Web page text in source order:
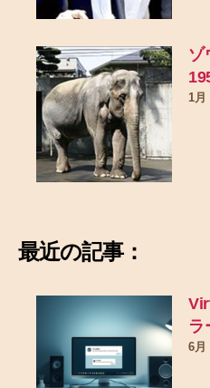
ゾ
1月
最近の記事：
ラ
6月